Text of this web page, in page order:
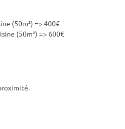
(50m²) => 400€
(50m²) => 600€